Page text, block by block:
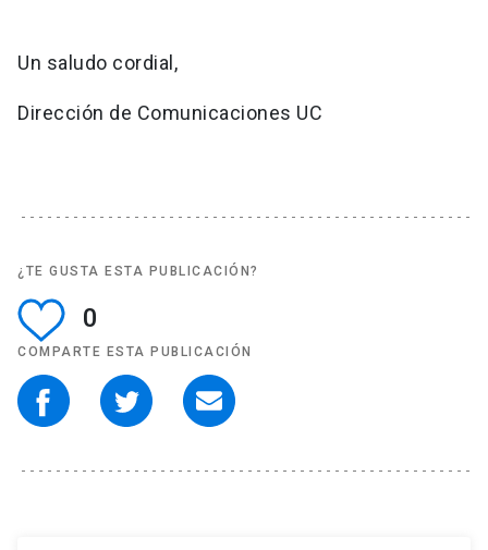
Un saludo cordial,
Dirección de Comunicaciones UC
¿TE GUSTA ESTA PUBLICACIÓN?
0
COMPARTE ESTA PUBLICACIÓN